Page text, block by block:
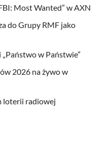
Most Wanted” w AXN
do Grupy RMF jako
w Państwie”
2026 na żywo w
loterii radiowej